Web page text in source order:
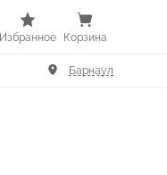
Избранное Корзина
Барнаул